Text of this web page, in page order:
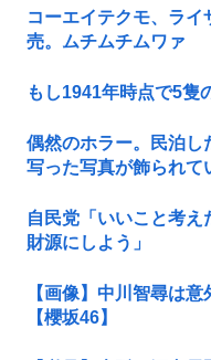
コーエイテクモ、ラ
売。ムチムチムワァ
もし1941年時点で5隻
偶然のホラー。民泊し
写った写真が飾られて
自民党「いいこと考
財源にしよう」
【画像】中川智尋は
【櫻坂46】